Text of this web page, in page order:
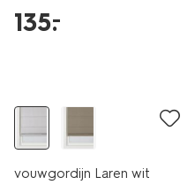
135.
–
vouwgordijn Laren wit